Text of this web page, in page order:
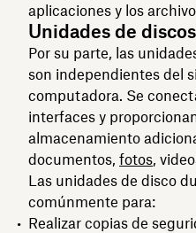
aplicaciones y los
Unidades de
Por su parte, las
son independientes del
computadora. Se
interfaces y
almacenamiento
documentos, fotos,
Las unidades de disco
comúnmente para:
Realizar copias de